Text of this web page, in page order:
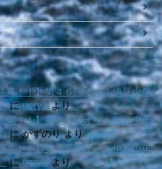
！！】第４６回オール伊豆少年
にueryoより
！！】第４６回オール伊豆少年
にかずのりより
！！】第４６回オール伊豆少年
にueryo より